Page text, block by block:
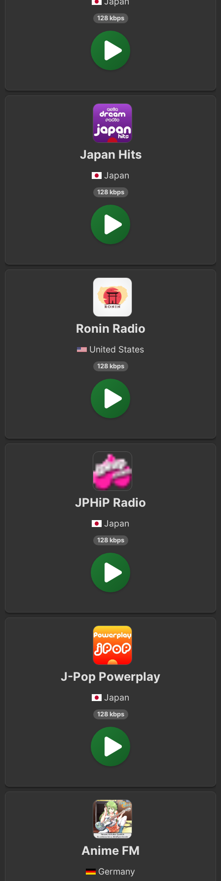
128 kbps
Japan Hits
Japan
128 kbps
Ronin Radio
United States
128 kbps
JPHiP Radio
Japan
128 kbps
J-Pop Powerplay
Japan
128 kbps
Anime FM
Germany